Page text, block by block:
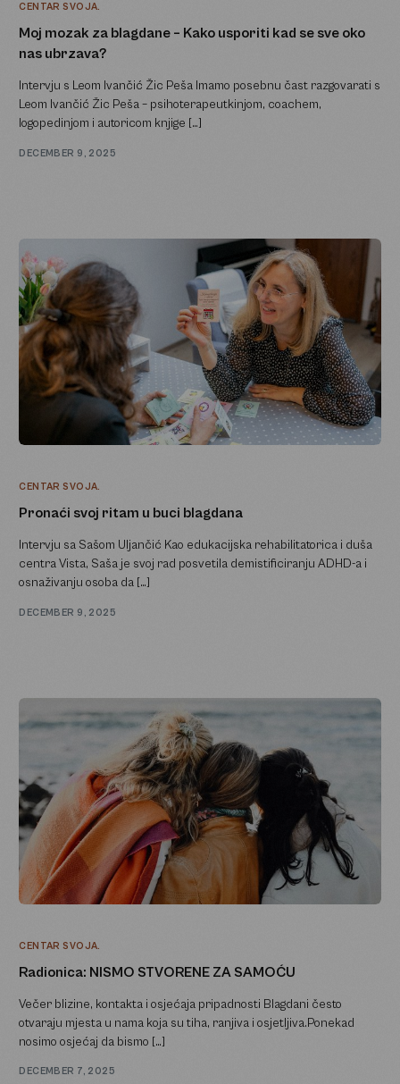
CENTAR SVOJA.
Moj mozak za blagdane – Kako usporiti kad se sve oko
nas ubrzava?
Intervju s Leom Ivančić Žic Peša Imamo posebnu čast razgovarati s
Leom Ivančić Žic Peša – psihoterapeutkinjom, coachem,
logopedinjom i autoricom knjige […]
DECEMBER 9, 2025
CENTAR SVOJA.
Pronaći svoj ritam u buci blagdana
Intervju sa Sašom Uljančić Kao edukacijska rehabilitatorica i duša
centra Vista, Saša je svoj rad posvetila demistificiranju ADHD-a i
osnaživanju osoba da […]
DECEMBER 9, 2025
CENTAR SVOJA.
Radionica: NISMO STVORENE ZA SAMOĆU
Večer blizine, kontakta i osjećaja pripadnosti Blagdani često
otvaraju mjesta u nama koja su tiha, ranjiva i osjetljiva.Ponekad
nosimo osjećaj da bismo […]
DECEMBER 7, 2025